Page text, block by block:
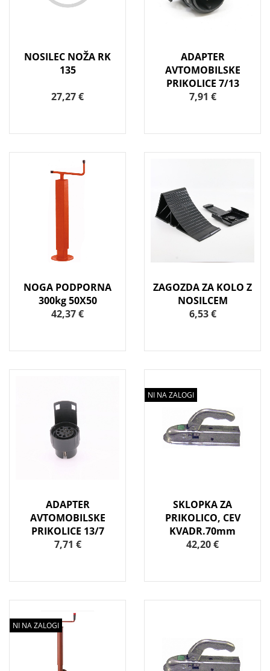
NOSILEC NOŽA RK
135
27,27 €
ADAPTER
AVTOMOBILSKE
PRIKOLICE 7/13
7,91 €
NOGA PODPORNA
300kg 50X50
42,37 €
ZAGOZDA ZA KOLO Z
NOSILCEM
6,53 €
ADAPTER
AVTOMOBILSKE
PRIKOLICE 13/7
7,71 €
NI NA ZALOGI
SKLOPKA ZA
PRIKOLICO, CEV
KVADR.70mm
42,20 €
NI NA ZALOGI